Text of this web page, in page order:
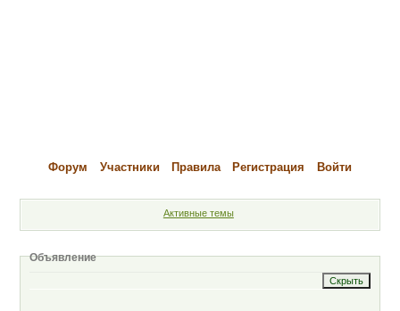
Форум Участники Правила Регистрация Войти
Активные темы
Объявление